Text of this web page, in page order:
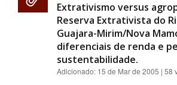
Extrativismo versus
Reserva Extrativista do
Guajara-Mirim/Nova
diferenciais de renda e
sustentabilidade.
Adicionado: 15 de Mar de 2005 | 58